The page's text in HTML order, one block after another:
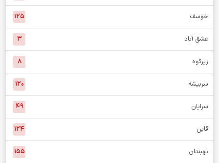
خوسف ۱۲۵
عشق آباد ۳
زیرکوه ۸
سربیشه ۱۲۰
سرایان ۴۹
قاین ۱۲۴
نهبندان ۱۵۵